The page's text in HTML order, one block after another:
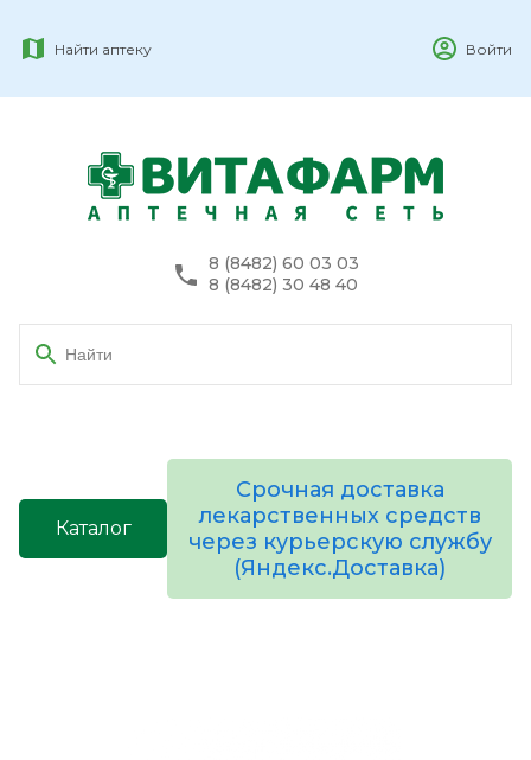
Найти аптеку Войти
8 (8482) 60 03 03
8 (8482) 30 48 40
Каталог
Срочная доставка
лекарственных средств
через курьерскую службу
(Яндекс.Доставка)